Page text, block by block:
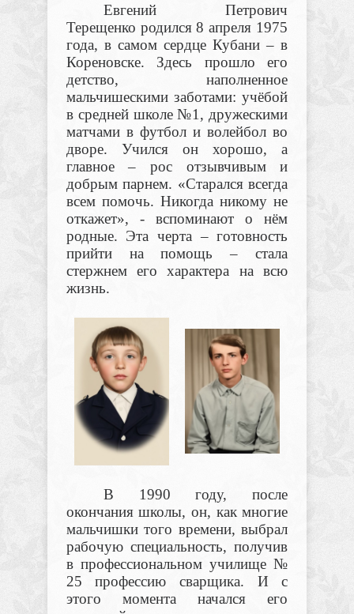
Евгений Петрович
Терещенко родился 8 апреля 1975
года, в самом сердце Кубани – в
Кореновске. Здесь прошло его
детство, наполненное
мальчишескими заботами: учёбой
в средней школе №1, дружескими
матчами в футбол и волейбол во
дворе. Учился он хорошо, а
главное – рос отзывчивым и
добрым парнем. «Старался всегда
всем помочь. Никогда никому не
откажет», -вспоминают о нём
родные. Эта черта – готовность
прийти на помощь – стала
стержнем его характера на всю
жизнь.
В 1990 году, после
окончания школы, он, как многие
мальчишки того времени, выбрал
рабочую специальность, получив
в профессиональном училище №
25 профессию сварщика. И с
этого момента начался его